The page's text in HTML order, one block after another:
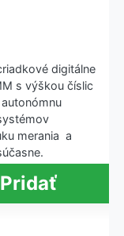
digitálne
s výškou číslic
merania a